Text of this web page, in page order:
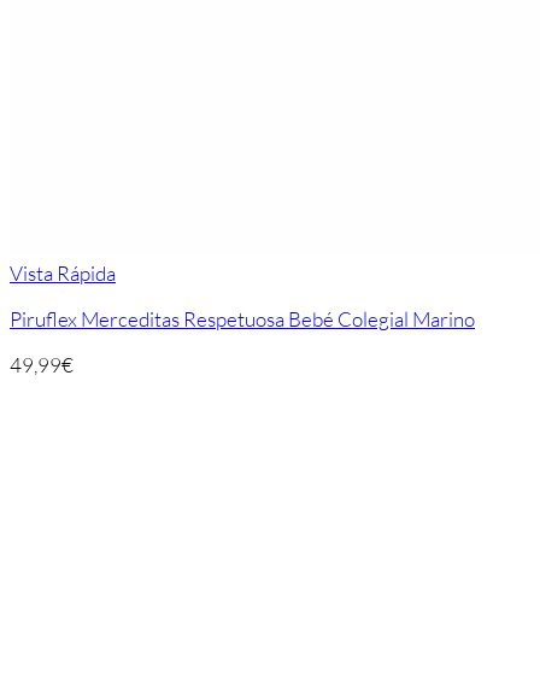
Vista Rápida
Piruflex Merceditas Respetuosa Bebé Colegial Marino
49,99€